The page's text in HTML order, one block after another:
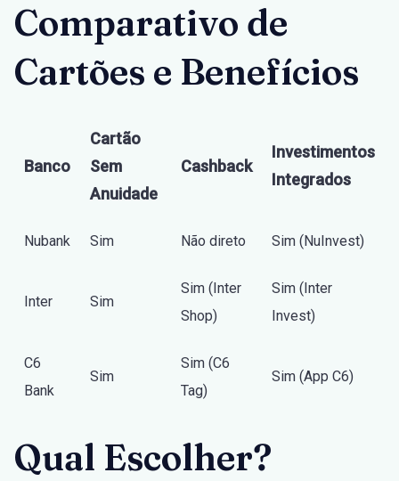
Comparativo de
Cartões e Benefícios
Banco
Cartão
Sem
Anuidade
Cashback
Investimentos
Integrados
Nubank Sim Não direto Sim (NuInvest)
Inter Sim
Sim (Inter
Shop)
Sim (Inter
Invest)
C6
Bank
Sim
Sim (C6
Tag)
Sim (App C6)
Qual Escolher?